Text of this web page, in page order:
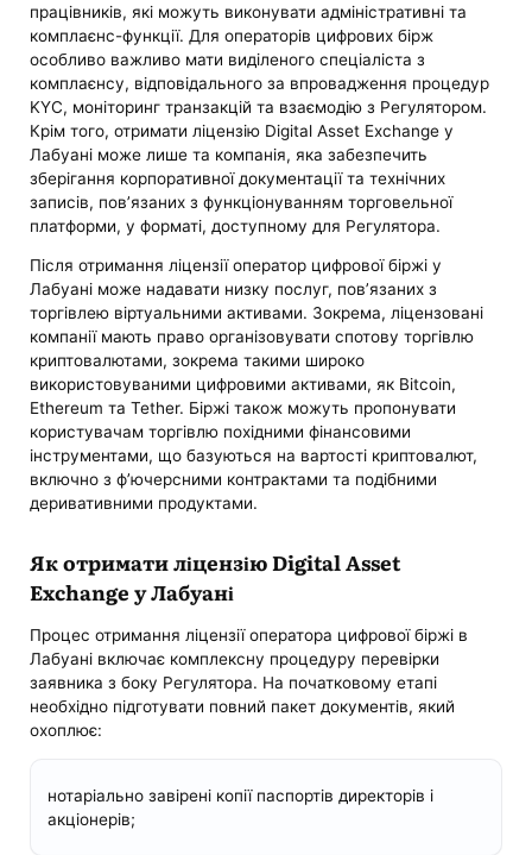
працівників, які можуть виконувати адміністративні та
комплаєнс-функції. Для операторів цифрових бірж
особливо важливо мати виділеного спеціаліста з
комплаєнсу, відповідального за впровадження процедур
KYC, моніторинг транзакцій та взаємодію з Регулятором.
Крім того, отримати ліцензію Digital Asset Exchange у
Лабуані може лише та компанія, яка забезпечить
зберігання корпоративної документації та технічних
записів, пов’язаних з функціонуванням торговельної
платформи, у форматі, доступному для Регулятора.
Після отримання ліцензії оператор цифрової біржі у
Лабуані може надавати низку послуг, пов’язаних з
торгівлею віртуальними активами. Зокрема, ліцензовані
компанії мають право організовувати спотову торгівлю
криптовалютами, зокрема такими широко
використовуваними цифровими активами, як Bitcoin,
Ethereum та Tether. Біржі також можуть пропонувати
користувачам торгівлю похідними фінансовими
інструментами, що базуються на вартості криптовалют,
включно з ф’ючерсними контрактами та подібними
деривативними продуктами.
Як отримати ліцензію Digital Asset
Exchange у Лабуані
Процес отримання ліцензії оператора цифрової біржі в
Лабуані включає комплексну процедуру перевірки
заявника з боку Регулятора. На початковому етапі
необхідно підготувати повний пакет документів, який
охоплює:
нотаріально завірені копії паспортів директорів і
акціонерів;